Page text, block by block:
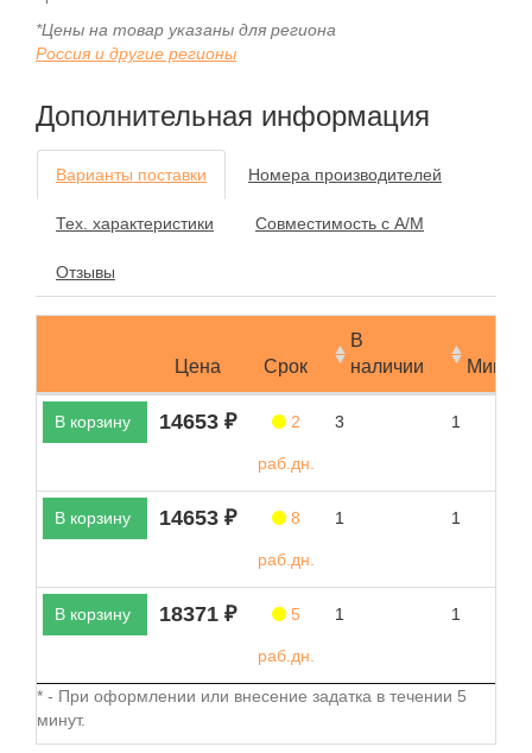
*Цены на товар указаны для региона
Россия и другие регионы
Дополнительная информация
Варианты поставки Номера производителей
Тех. характеристики Совместимость с А/М
Отзывы
Цена Срок
В
наличии
В корзину 14653 ₽ 2
раб.дн.
3 1
В корзину 14653 ₽ 8
раб.дн.
1 1
В корзину 18371 ₽ 5
раб.дн.
1 1
* - При оформлении или внесение задатка в течении 5
минут.